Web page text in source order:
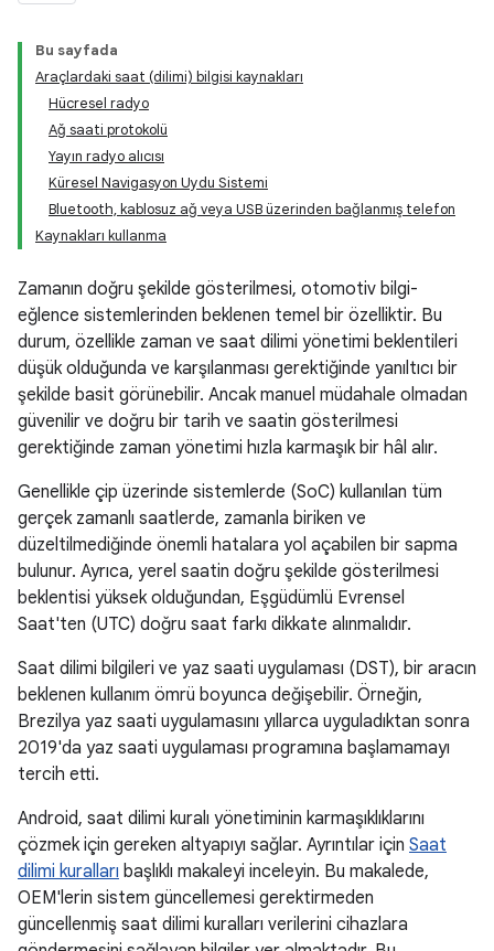
Bu sayfada
Araçlardaki saat (dilimi) bilgisi kaynakları
Hücresel radyo
Ağ saati protokolü
Yayın radyo alıcısı
Küresel Navigasyon Uydu Sistemi
Bluetooth, kablosuz ağ veya USB üzerinden bağlanmış telefon
Kaynakları kullanma
Zamanın doğru şekilde gösterilmesi, otomotiv bilgi-
eğlence sistemlerinden beklenen temel bir özelliktir. Bu
durum, özellikle zaman ve saat dilimi yönetimi beklentileri
düşük olduğunda ve karşılanması gerektiğinde yanıltıcı bir
şekilde basit görünebilir. Ancak manuel müdahale olmadan
güvenilir ve doğru bir tarih ve saatin gösterilmesi
gerektiğinde zaman yönetimi hızla karmaşık bir hâl alır.
Genellikle çip üzerinde sistemlerde (SoC) kullanılan tüm
gerçek zamanlı saatlerde, zamanla biriken ve
düzeltilmediğinde önemli hatalara yol açabilen bir sapma
bulunur. Ayrıca, yerel saatin doğru şekilde gösterilmesi
beklentisi yüksek olduğundan, Eşgüdümlü Evrensel
Saat'ten (UTC) doğru saat farkı dikkate alınmalıdır.
Saat dilimi bilgileri ve yaz saati uygulaması (DST), bir aracın
beklenen kullanım ömrü boyunca değişebilir. Örneğin,
Brezilya yaz saati uygulamasını yıllarca uyguladıktan sonra
2019'da yaz saati uygulaması programına başlamamayı
tercih etti.
Android, saat dilimi kuralı yönetiminin karmaşıklıklarını
çözmek için gereken altyapıyı sağlar. Ayrıntılar için Saat
dilimi kuralları başlıklı makaleyi inceleyin. Bu makalede,
OEM'lerin sistem güncellemesi gerektirmeden
güncellenmiş saat dilimi kuralları verilerini cihazlara